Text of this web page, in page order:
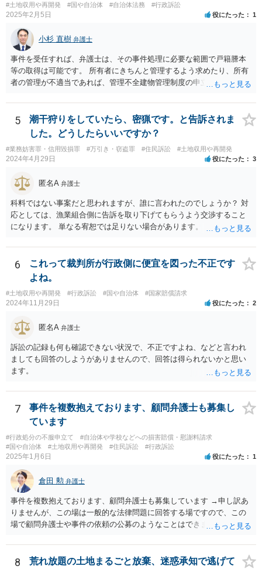
#土地収用や再開発 #国や自治体 #自治体法務 #行政訴訟
2025年2月5日 役にたった 1
小杉 直樹 弁護士
事件を受任すれば、弁護士は、その事件処理に必要な範囲で戸籍謄本
等の取得は可能です。 所有者にきちんと管理するよう求めたり、所有
者の管理が不適当であれば、管理不全建物管理制度の申立ても検討で
5
潮干狩りをしていたら、密猟です。と告訴されま
した。どうしたらいいですか？
#業務妨害罪・信用毀損罪 #万引き・窃盗罪 #住民訴訟 #土地収用や再開発
2024年4月29日 役にたった 3
匿名A 弁護士
科料ではない事案だと思われますが、誰に言われたのでしょうか？ 対
応としては、漁業組合側に告訴を取り下げてもらうよう交渉すること
になります。 単なる宥恕では足りない場合があります。
6
これって裁判所が行政側に便宜を図った不正です
よね。
#土地収用や再開発 #行政訴訟 #国や自治体 #国家賠償請求
2024年11月29日 役にたった 2
匿名A 弁護士
訴訟の記録も何も確認できない状況で、不正ですよね、などと言われ
ましても回答のしようがありませんので、回答は得られないかと思い
ます。
7
事件を複数抱えております、顧問弁護士も募集し
ています
#行政処分の不服申立て
#自治体や学校などへの損害賠償・慰謝料請求
#国や自治体
#土地収用や再開発 #住民訴訟 #行政訴訟
2025年1月6日 役にたった 1
倉田 勲 弁護士
事件を複数抱えております、顧問弁護士も募集しています →申し訳あ
りませんが、この場は一般的な法律問題に回答する場ですので、この
場で顧問弁護士や事件の依頼の公募のようなことはできません。 顧問
相談の弁護士検索で検索の上、個別にお問い合わせください。
8
荒れ放題の土地まるごと放棄、迷惑承知で逃げて